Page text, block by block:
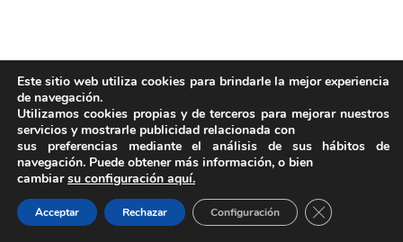
Este sitio web utiliza cookies para brindarle la mejor experiencia
de navegación.
Utilizamos cookies propias y de terceros para mejorar nuestros
servicios y mostrarle publicidad relacionada con
sus preferencias mediante el análisis de sus hábitos de
navegación. Puede obtener más información, o bien
cambiarsu configuración aquí.
Acceptar Rechazar Configuración Cerrar el